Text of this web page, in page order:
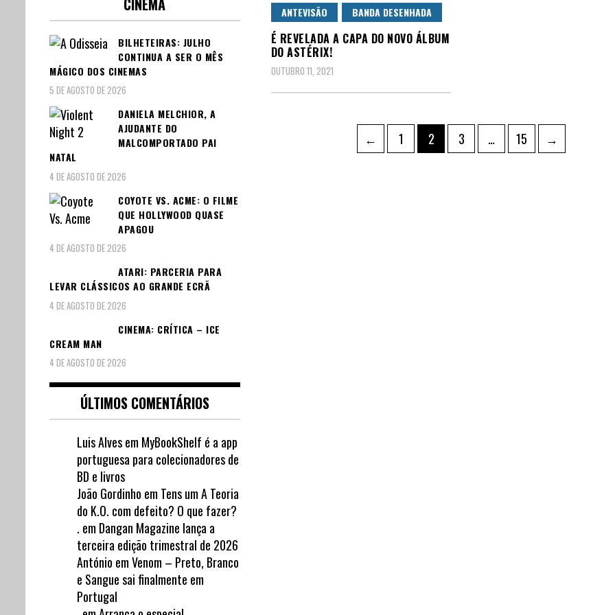
ANTEVISÃO BANDA DESENHADA
É REVELADA A CAPA DO NOVO ÁLBUM
DO ASTÉRIX!
OUTUBRO 11, 2021
← Page
1 Page
2 Page
3 … Page
15 →
BILHETEIRAS: JULHO
CONTINUA A SER O MÊS
MÁGICO DOS CINEMAS
5 DE AGOSTO DE 2026
DANIELA MELCHIOR, A
AJUDANTE DO
MALCOMPORTADO PAI
NATAL
4 DE AGOSTO DE 2026
COYOTE VS. ACME: O FILME
QUE HOLLYWOOD QUASE
APAGOU
4 DE AGOSTO DE 2026
ATARI: PARCERIA PARA
LEVAR CLÁSSICOS AO GRANDE ECRÃ
4 DE AGOSTO DE 2026
CINEMA: CRÍTICA – ICE
CREAM MAN
4 DE AGOSTO DE 2026
ÚLTIMOS COMENTÁRIOS
Luis Alvesem MyBookShelf é a app
portuguesa para colecionadores de
BD e livros
João Gordinho em Tens um A Teoria
do K.O. com defeito? O que fazer?
. em Dangan Magazine lança a
terceira edição trimestral de 2026
António emVenom – Preto, Branco
e Sangue sai finalmente em
Portugal